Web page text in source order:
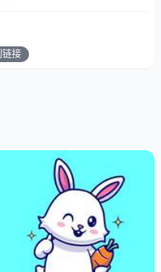
上是比较平稳的。他们
要付出更多的努力和耐
珍惜自己的爱情，保持良
链接